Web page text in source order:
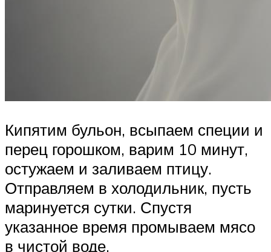
Кипятим бульон, всыпаем специи и
перец горошком, варим 10 минут,
остужаем и заливаем птицу.
Отправляем в холодильник, пусть
маринуется сутки. Спустя
указанное время промываем мясо
в чистой воде.